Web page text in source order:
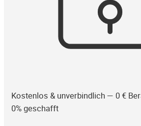
Kostenlos & unverbindlich — 0 €
0% geschafft